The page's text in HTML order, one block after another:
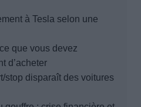
à Tesla selon une
que vous devez
d’acheter
stop disparaît des voitures